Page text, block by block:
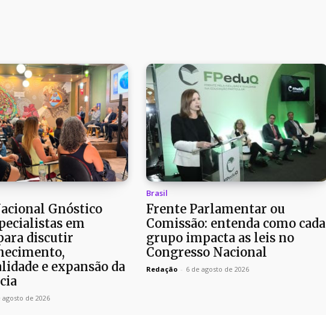
Gnóstico
em
discutir
e expansão da
agosto de 2026
Brasil
Frente Parlamentar ou
Comissão: entenda como cada
grupo impacta as leis no
Congresso Nacional
Redação - 6 de agosto de 2026